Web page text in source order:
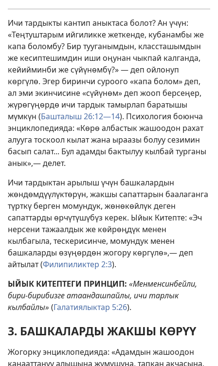
Ичи тардыкты кантип аныктаса болот? Ан үчүн:
«Теңтуштарым ийгиликке жеткенде, кубанамбы же
капа боломбу? Бир тууганымдын, классташымдын
же кесиптешимдин иши оңунан чыкпай калганда,
кейийминби же сүйүнөмбү?» — деп ойлонуп
көргүлө. Эгер биринчи суроого «капа болом» деп,
ал эми экинчисине «сүйүнөм» деп жооп берсеңер,
жүрөгүңөрдө ичи тардык тамырлап баратышы
мүмкүн (Башталыш 26:12—14). Психология боюнча
энциклопедияда: «Көрө албастык жашоодон рахат
алууга тоскоол кылат жана ыраазы болуу сезимин
басып салат... Бул адамды бактылуу кылбай турганы
анык»,— делет.
Ичи тардыктан арылыш үчүн башкалардын
жөндөмдүүлүктөрүн, жакшы сапаттарын баалаганга
түрткү берген момундук, жөнөкөйлүк деген
сапаттарды өрчүтүшүбүз керек. Ыйык Китепте: «Эч
нерсени тажаалдык же көйрөңдүк менен
кылбагыла, тескерисинче, момундук менен
башкаларды өзүңөрдөн жогору көргүлө»,— деп
айтылат (Филипиликтер 2:3).
ЫЙЫК КИТЕПТЕГИ ПРИНЦИП: «Менменсинбейли,
бири-бирибизге атаандашпайлы, ичи тарлык
кылбайлы» (Галатиялыктар 5:26).
3. БАШКАЛАРДЫ ЖАКШЫ КӨРҮҮ
Жогорку энциклопедияда: «Адамдын жашоодон
канааттануу алышына жумушуна, тапкан акчасына,